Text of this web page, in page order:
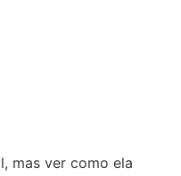
mas ver como ela